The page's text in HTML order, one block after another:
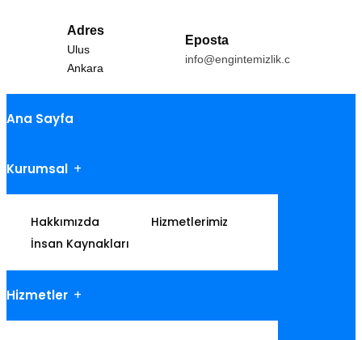
Adres
Ulus
Ankara
Eposta
info@engintemizlik.com
Ana Sayfa
Kurumsal
Hakkımızda
Hizmetlerimiz
İnsan Kaynakları
Hizmetler